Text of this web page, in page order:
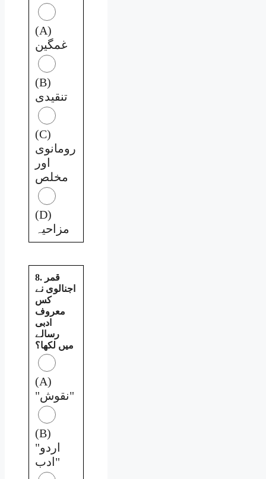
(A)
غمگین
(B)
تنقیدی
(C)
رومانوی
اور
مخلص
(D)
مزاحیہ
8. قمر
اجنالوی نے
کس
معروف
ادبی
رسالے
میں لکھا؟
(A)
"نقوش"
(B)
"اردو
ادب"